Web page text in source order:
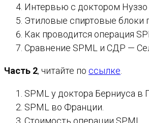
Интервью с доктором
Этиловые спиртовые блоки
Как проводится операция
Сравнение SPML и СДР —
Часть 2, читайте по ссылке
SPML у доктора Берниуса в
SPML во Франции.
Стоимость операции SPML.